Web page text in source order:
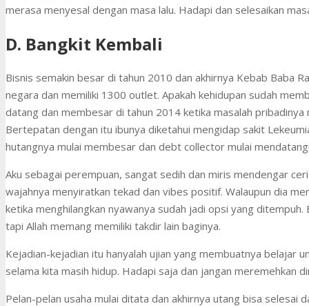
merasa menyesal dengan masa lalu. Hadapi dan selesaikan
D. Bangkit Kembali
Bisnis semakin besar di tahun 2010 dan akhirnya Kebab Baba
negara dan memiliki 1300 outlet. Apakah kehidupan sudah
datang dan membesar di tahun 2014 ketika masalah pribadinya
Bertepatan dengan itu ibunya diketahui mengidap sakit
hutangnya mulai membesar dan debt collector mulai
Aku sebagai perempuan, sangat sedih dan miris mendengar
wajahnya menyiratkan tekad dan vibes positif. Walaupun dia
ketika menghilangkan nyawanya sudah jadi opsi yang
tapi Allah memang memiliki takdir lain baginya.
Kejadian-kejadian itu hanyalah ujian yang membuatnya belajar
selama kita masih hidup. Hadapi saja dan jangan meremehkan
Pelan-pelan usaha mulai ditata dan akhirnya utang bisa selesai